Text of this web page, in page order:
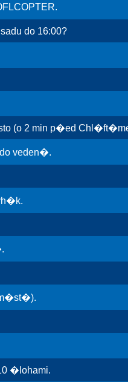
do 16:00?
(o 2 min p�ed
veden�.
�lohami.